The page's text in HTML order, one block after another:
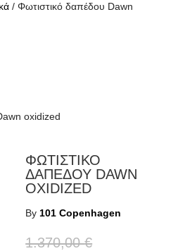
/ Φωτιστικό δαπέδου Dawn
ΦΩΤΙΣΤΙΚΟ
ΔΑΠΕΔΟΥ DAWN
OXIDIZED
By 101 Copenhagen
1.370,00€